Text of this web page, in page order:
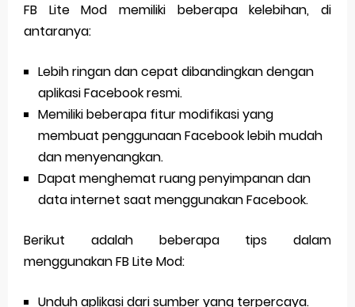
FB Lite Mod memiliki beberapa kelebihan, di
antaranya:
Lebih ringan dan cepat dibandingkan dengan
aplikasi Facebook resmi.
Memiliki beberapa fitur modifikasi yang
membuat penggunaan Facebook lebih mudah
dan menyenangkan.
Dapat menghemat ruang penyimpanan dan
data internet saat menggunakan Facebook.
Berikut adalah beberapa tips dalam
menggunakan FB Lite Mod:
Unduh aplikasi dari sumber yang terpercaya.